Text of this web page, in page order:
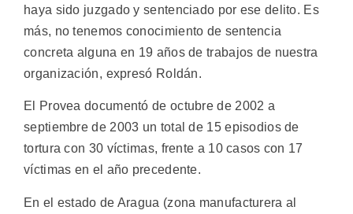
haya sido juzgado y sentenciado por ese delito. Es
más, no tenemos conocimiento de sentencia
concreta alguna en 19 años de trabajos de nuestra
organización, expresó Roldán.
El Provea documentó de octubre de 2002 a
septiembre de 2003 un total de 15 episodios de
tortura con 30 víctimas, frente a 10 casos con 17
víctimas en el año precedente.
En el estado de Aragua (zona manufacturera al